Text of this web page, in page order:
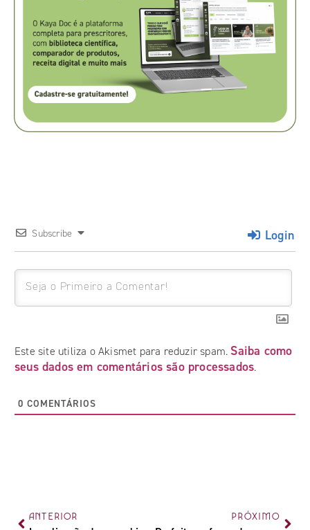
Subscribe Login
Este site utiliza o Akismet para reduzir spam. Saiba como
seus dados em comentários são processados.
0 COMENTÁRIOS
ANTERIOR PRÓXIMO